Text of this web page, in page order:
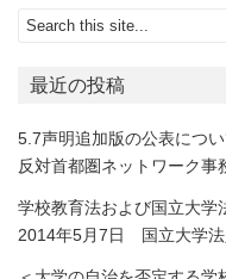
最近の投稿
5.7声明追加版の公表につ
反対首都圏ネットワーク事
学校教育法および国立大
2014年5月7日 国立大学法